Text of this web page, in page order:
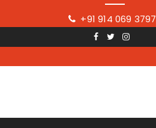
+91 914 069 3797